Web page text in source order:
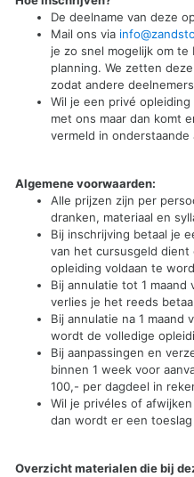
De deelname van deze
Mail ons via
je zo snel mogelijk om
planning. We zetten
zodat andere
Wil je een privé
met ons maar dan komt
vermeld in
Algemene voorwaarden:
Alle prijzen zijn per
dranken, materiaal en
Bij inschrijving betaal je
van het cursusgeld dient
opleiding voldaan te
Bij annulatie tot 1
verlies je het reeds
Bij annulatie na 1 maand
wordt de volledige
Bij aanpassingen en
binnen 1 week voor
100,- per dagdeel in
Wil je privéles of
dan wordt er een
Overzicht materialen die bij